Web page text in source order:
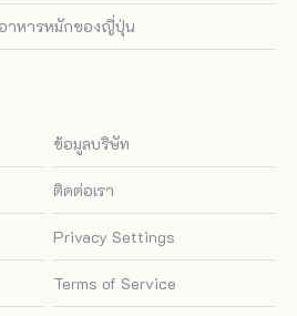
าหารหมักของญี่ปุ่น
ข้อมูลบริษัท
ติดต่อเรา
Privacy Settings
Terms of Service